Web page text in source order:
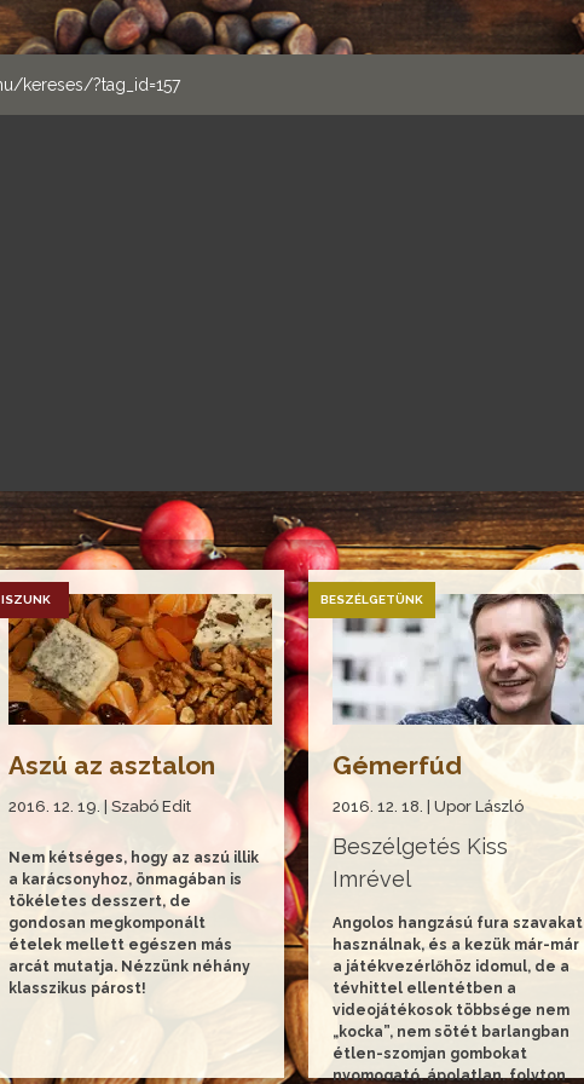
ISZUNK
Aszú az asztalon
2016. 12. 19. | Szabó Edit
Nem kétséges, hogy az aszú illik
a karácsonyhoz, önmagában is
tökéletes desszert, de
gondosan megkomponált
ételek mellett egészen más
arcát mutatja. Nézzünk néhány
klasszikus párost!
BESZÉLGETÜNK
Gémerfúd
2016. 12. 18. | Upor László
Beszélgetés Kiss
Imrével
Angolos hangzású fura szavakat
használnak, és a kezük már-már
a játékvezérlőhöz idomul, de a
tévhittel ellentétben a
videojátékosok többsége nem
„kocka”, nem sötét barlangban
étlen-szomjan gombokat
nyomogató, ápolatlan, folyton